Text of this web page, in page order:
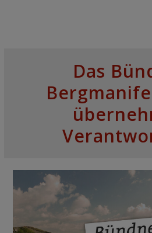
Das